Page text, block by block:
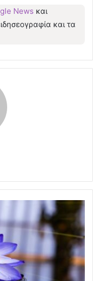
News και
και τα